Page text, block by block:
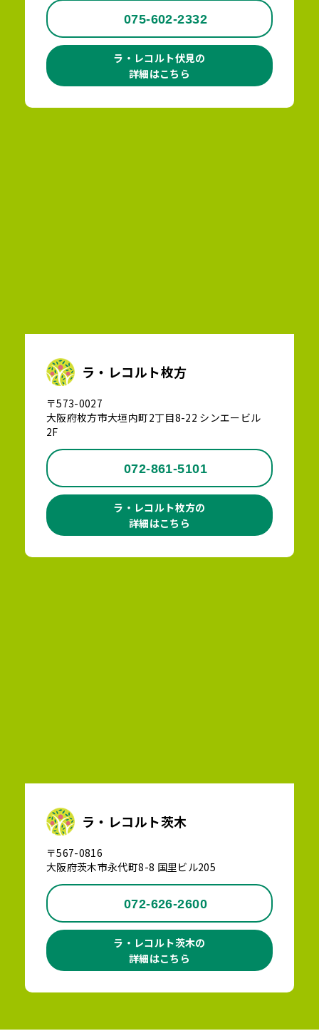
075-602-2332
ラ・レコルト伏見の
詳細はこちら
ラ・レコルト枚方
〒573-0027
大阪府枚方市大垣内町2丁目8-22 シンエービル
2F
072-861-5101
ラ・レコルト枚方の
詳細はこちら
ラ・レコルト茨木
〒567-0816
大阪府茨木市永代町8-8 国里ビル205
072-626-2600
ラ・レコルト茨木の
詳細はこちら